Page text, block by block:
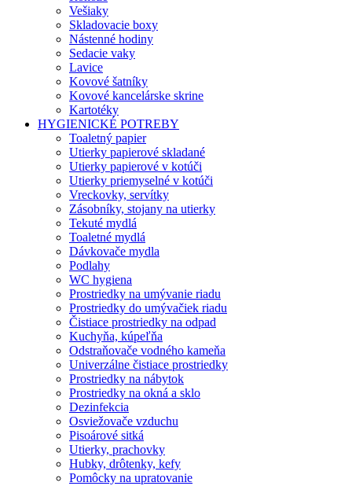
Vešiaky
Skladovacie boxy
Nástenné hodiny
Sedacie vaky
Lavice
Kovové šatníky
Kovové kancelárske skrine
Kartotéky
HYGIENICKÉ POTREBY
Toaletný papier
Utierky papierové skladané
Utierky papierové v kotúči
Utierky priemyselné v kotúči
Vreckovky, servítky
Zásobníky, stojany na utierky
Tekuté mydlá
Toaletné mydlá
Dávkovače mydla
Podlahy
WC hygiena
Prostriedky na umývanie riadu
Prostriedky do umývačiek riadu
Čistiace prostriedky na odpad
Kuchyňa, kúpeľňa
Odstraňovače vodného kameňa
Univerzálne čistiace prostriedky
Prostriedky na nábytok
Prostriedky na okná a sklo
Dezinfekcia
Osviežovače vzduchu
Pisoárové sitká
Utierky, prachovky
Hubky, drôtenky, kefy
Pomôcky na upratovanie